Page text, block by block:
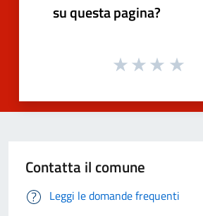
su questa pagina?
Contatta il comune
Leggi le domande frequenti